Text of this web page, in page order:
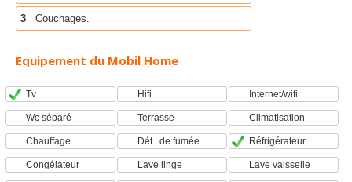
3 Couchages.
Equipement du Mobil Home
Tv Hifi Internet/wifi
Wc séparé Terrasse Climatisation
Chauffage Dét . de fumée Réfrigérateur
Congélateur Lave linge Lave vaisselle